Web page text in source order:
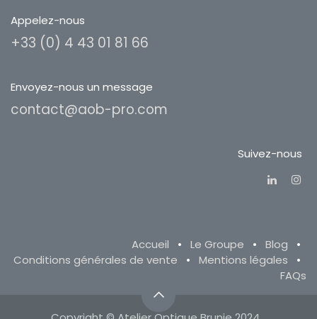
Appelez-nous
+33 (0) 4 43 01 81 66
Envoyez-nous un message
contact@aob-pro.com
Suivez-nous
Accueil • Le Groupe • Blog
•
Conditions générales de vente
• Mentions légales
•
FAQs